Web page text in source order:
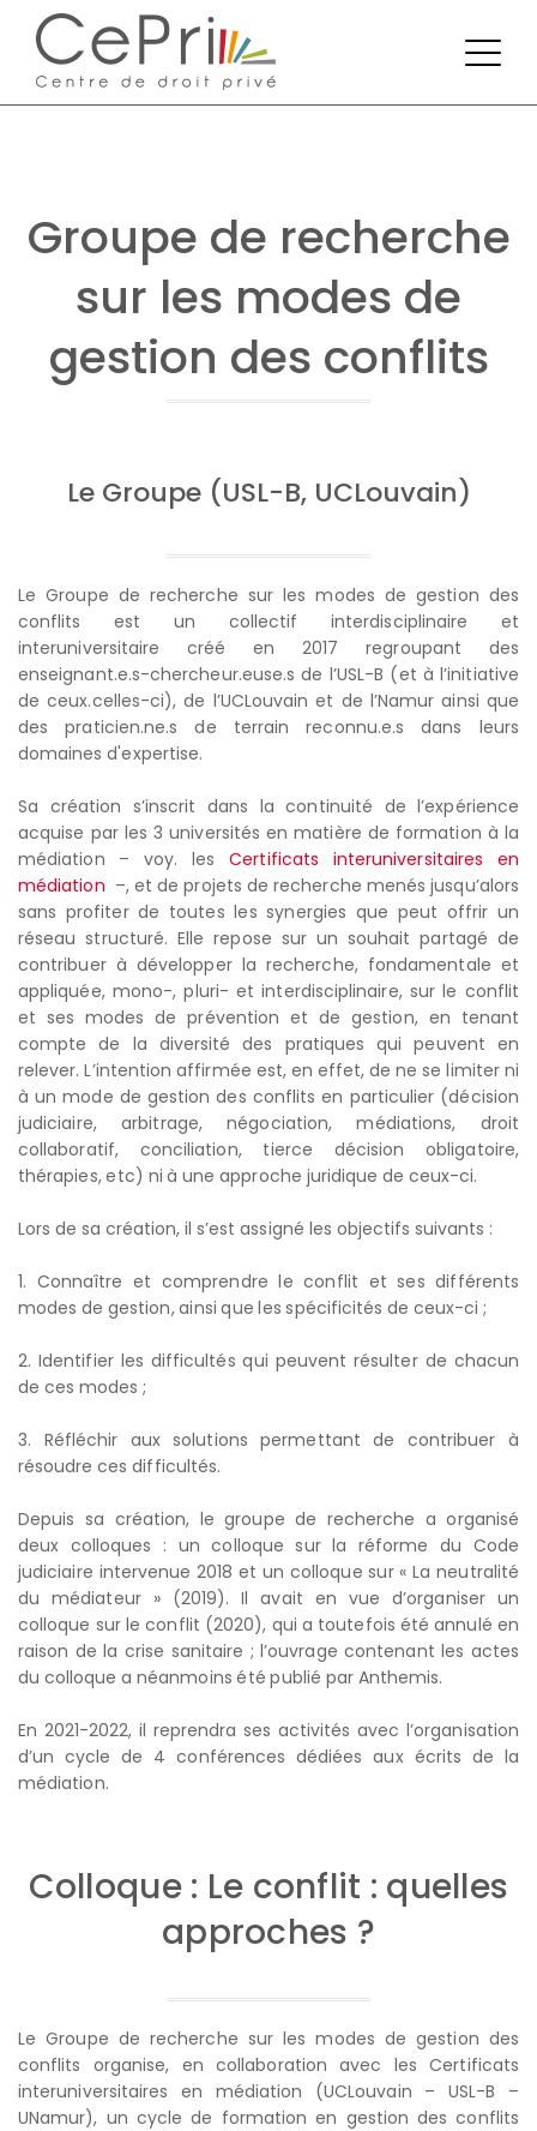
Groupe de recherche
sur les modes de
gestion des conflits
Le Groupe (USL-B, UCLouvain)
Le Groupe de recherche sur les modes de gestion des
conflits est un collectif interdisciplinaire et
interuniversitaire créé en 2017 regroupant des
enseignant.e.s-chercheur.euse.s de l’USL-B (et à l’initiative
de ceux.celles-ci), de l’UCLouvain et de l’Namur ainsi que
des praticien.ne.s de terrain reconnu.e.s dans leurs
domaines d'expertise.
Sa création s’inscrit dans la continuité de l’expérience
acquise par les 3 universités en matière de formation à la
médiation – voy. lesCertificats interuniversitaires en
médiation –, et de projets de recherche menés jusqu’alors
sans profiter de toutes les synergies que peut offrir un
réseau structuré. Elle repose sur un souhait partagé de
contribuer à développer la recherche, fondamentale et
appliquée, mono-, pluri- et interdisciplinaire, sur le conflit
et ses modes de prévention et de gestion, en tenant
compte de la diversité des pratiques qui peuvent en
relever. L’intention affirmée est, en effet, de ne se limiter ni
à un mode de gestion des conflits en particulier (décision
judiciaire, arbitrage, négociation, médiations, droit
collaboratif, conciliation, tierce décision obligatoire,
thérapies, etc) ni à une approche juridique de ceux-ci.
Lors de sa création, il s’est assigné les objectifs suivants :
1. Connaître et comprendre le conflit et ses différents
modes de gestion, ainsi que les spécificités de ceux-ci ;
2. Identifier les difficultés qui peuvent résulter de chacun
de ces modes ;
3. Réfléchir aux solutions permettant de contribuer à
résoudre ces difficultés.
Depuis sa création, le groupe de recherche a organisé
deux colloques : un colloque sur la réforme du Code
judiciaire intervenue 2018 et un colloque sur « La neutralité
du médiateur » (2019). Il avait en vue d’organiser un
colloque sur le conflit (2020), qui a toutefois été annulé en
raison de la crise sanitaire ; l’ouvrage contenant les actes
du colloque a néanmoins été publié par Anthemis.
En 2021-2022, il reprendra ses activités avec l’organisation
d’un cycle de 4 conférences dédiées aux écrits de la
médiation.
Colloque : Le conflit : quelles
approches ?
Le Groupe de recherche sur les modes de gestion des
conflits organise, en collaboration avec les Certificats
interuniversitaires en médiation (UCLouvain – USL-B –
UNamur), un cycle de formation en gestion des conflits